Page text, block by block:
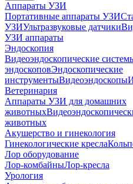
Аппараты УЗИ
Портативные аппараты УЗИ
УЗИУльтразвуковые датчики
УЗИ аппараты
Эндоскопия
Видеоэндоскопические
эндоскоповЭндоскопические
инструментыВидеоэндоскопы
Ветеринария
Аппараты УЗИ для домашних
животных
животных
Акушерство и гинекология
Гинекологические кресла
Лор оборудование
Лор-комбайныЛор-кресла
Урология